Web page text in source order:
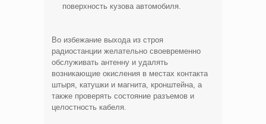
поверхность кузова автомобиля.
Во избежание выхода из строя
радиостанции желательно своевременно
обслуживать антенну и удалять
возникающие окисления в местах контакта
штыря, катушки и магнита, кронштейна, а
также проверять состояние разъемов и
целостность кабеля.